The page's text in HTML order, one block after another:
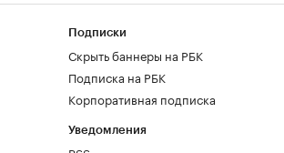
Подписки
Скрыть баннеры на РБК
Подписка на РБК
Корпоративная подписка
Уведомления